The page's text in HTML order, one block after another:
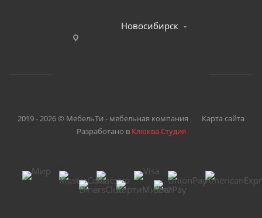
Новосибирск
2019 - 2026 © МебельТи - мебельная компания
Карта сайта
Разработано в Клюква.Студия